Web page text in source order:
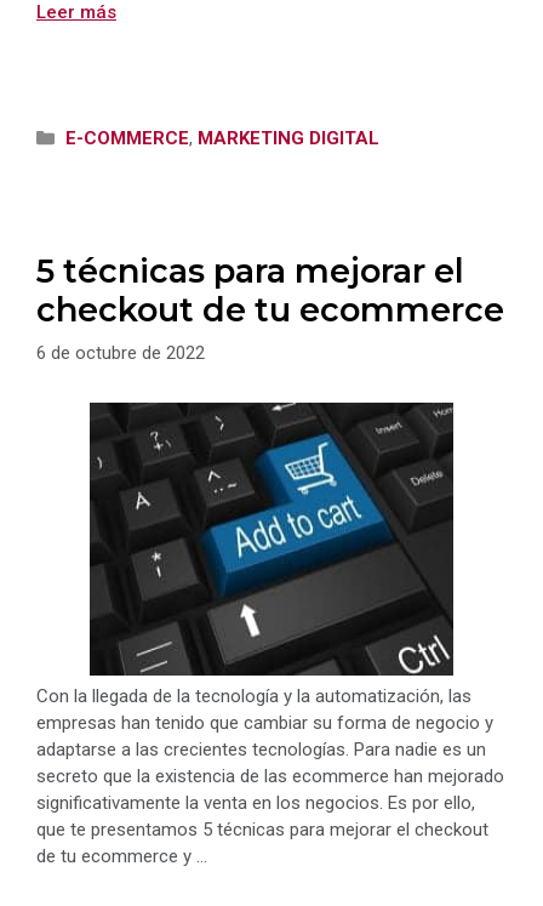
Leer más
Categorías
E-COMMERCE, MARKETING DIGITAL
5 técnicas para mejorar el
checkout de tu ecommerce
6 de octubre de 2022
Con la llegada de la tecnología y la automatización, las
empresas han tenido que cambiar su forma de negocio y
adaptarse a las crecientes tecnologías. Para nadie es un
secreto que la existencia de las ecommerce han mejorado
significativamente la venta en los negocios. Es por ello,
que te presentamos 5 técnicas para mejorar el checkout
de tu ecommerce y …